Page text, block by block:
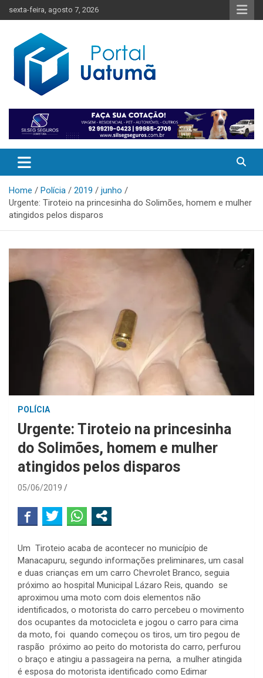
to
sexta-feira, agosto 7, 2026
Portal Uatumã
Home Polícia 2019
junho
Urgente: Tiroteio na princesinha do Solimões, homem e mulher
atingidos pelos disparos
POLÍCIA
Urgente: Tiroteio na princesinha
do Solimões, homem e mulher
atingidos pelos disparos
05/06/2019
Um Tiroteio acaba de acontecer no município de
Manacapuru, segundo informações preliminares, um casal
e duas crianças em um carro Chevrolet Branco, seguia
próximo ao hospital Municipal Lázaro Reis, quando se
aproximou uma moto com dois elementos não
identificados, o motorista do carro percebeu o movimento
dos ocupantes da motocicleta e jogou o carro para cima
da moto, foi quando começou os tiros, um tiro pegou de
raspão próximo ao peito do motorista do carro, perfurou
o braço e atingiu a passageira na perna, a mulher atingida
é esposa do motorista identificado como Edimar